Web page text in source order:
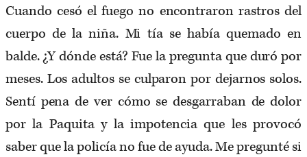
Cuando cesó el fuego no encontraron rastros del
cuerpo de la niña. Mi tía se había quemado en
balde. ¿Y dónde está? Fue la pregunta que duró por
meses. Los adultos se culparon por dejarnos solos.
Sentí pena de ver cómo se desgarraban de dolor
por la Paquita y la impotencia que les provocó
saber que la policía no fue de ayuda. Me pregunté si